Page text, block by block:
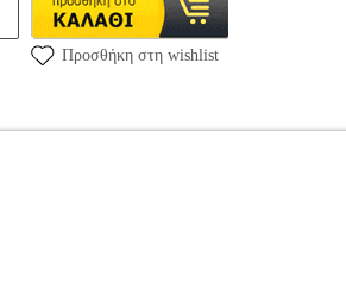
Προσθήκη στη wishlist